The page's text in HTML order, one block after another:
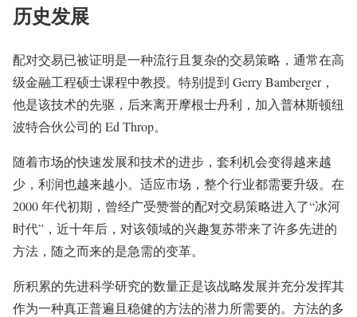
历史发展
配对交易已被证明是一种流行且复杂的交易策略，通常在高
级金融工程硕士课程中教授。特别提到 Gerry Bamberger，
他是该技术的先驱，后来离开摩根士丹利，加入普林斯顿纽
波特合伙公司的 Ed Throp。
随着市场的快速发展和技术的进步，套利机会变得越来越
少，利润也越来越小。适应市场，整个行业都需要升级。在
2000 年代初期，曾经广受赞誉的配对交易策略进入了“冰河
时代”，近十年后，对该领域的兴趣复苏带来了许多先进的
方法，随之而来的是急需的变革。
所积累的先进科学研究的数量正是该战略发展并充分发挥其
作为一种真正普遍且稳健的方法的潜力所需要的。方法的多